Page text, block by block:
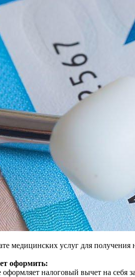
медицинских услуг для
оформить:
оформляет налоговый вычет на себя